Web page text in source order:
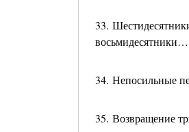
33.
восьмидесятники…
34. Непосильные
35. Возвращение